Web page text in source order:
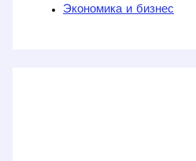
Экономика и бизнес